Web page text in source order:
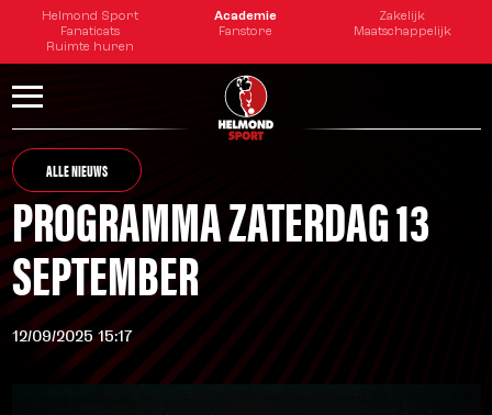
Helmond Sport Academie
Zakelijk
Fanaticats
Fanstore
Maatschappelijk
Ruimte huren
ALLE NIEUWS
PROGRAMMA ZATERDAG 13
SEPTEMBER
12/09/2025 15:17